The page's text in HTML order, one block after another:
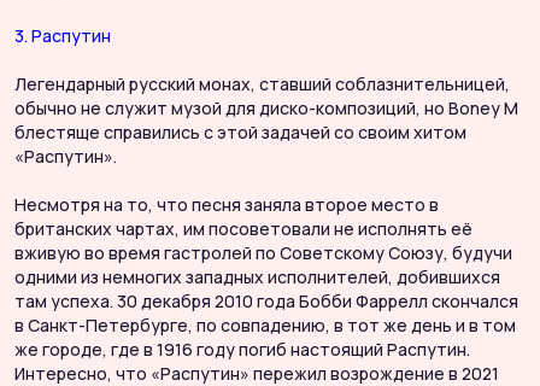
3. Распутин
Легендарный русский монах, ставший соблазнительницей,
обычно не служит музой для диско-композиций, но Boney M
блестяще справились с этой задачей со своим хитом
«Распутин».
Несмотря на то, что песня заняла второе место в
британских чартах, им посоветовали не исполнять её
вживую во время гастролей по Советскому Союзу, будучи
одними из немногих западных исполнителей, добившихся
там успеха. 30 декабря 2010 года Бобби Фаррелл скончался
в Санкт-Петербурге, по совпадению, в тот же день и в том
же городе, где в 1916 году погиб настоящий Распутин.
Интересно, что «Распутин» пережил возрождение в 2021